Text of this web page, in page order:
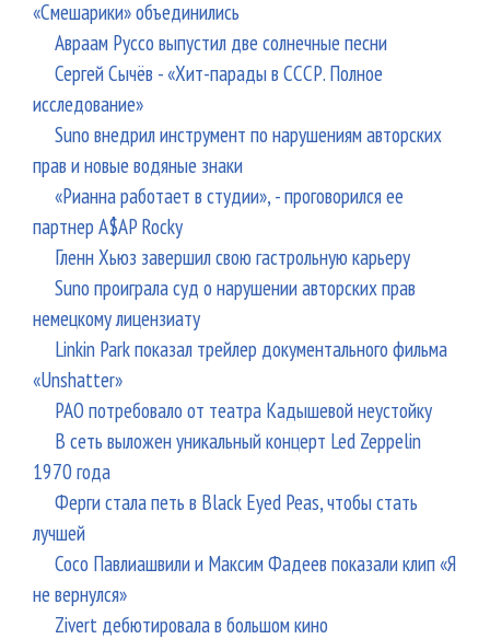
«Смешарики» объединились
Авраам Руссо выпустил две солнечные песни
Сергей Сычёв - «Хит-парады в СССР. Полное
исследование»
Suno внедрил инструмент по нарушениям авторских
прав и новые водяные знаки
«Рианна работает в студии», - проговорился ее
партнер A$AP Rocky
Гленн Хьюз завершил свою гастрольную карьеру
Suno проиграла суд о нарушении авторских прав
немецкому лицензиату
Linkin Park показал трейлер документального фильма
«Unshatter»
РАО потребовало от театра Кадышевой неустойку
В сеть выложен уникальный концерт Led Zeppelin
1970 года
Ферги стала петь в Black Eyed Peas, чтобы стать
лучшей
Сосо Павлиашвили и Максим Фадеев показали клип «Я
не вернулся»
Zivert дебютировала в большом кино